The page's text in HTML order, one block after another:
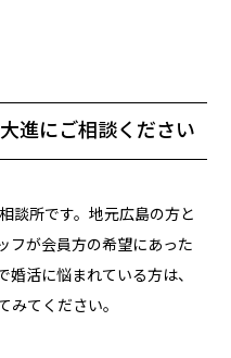
進にご相談ください
談所です。地元広島の方と
フが会員方の希望にあった
婚活に悩まれている方は、
みてください。